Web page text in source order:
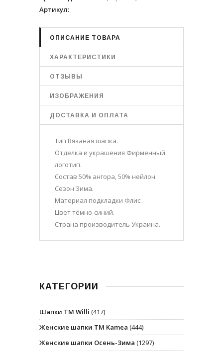
Артикул:
ОПИСАНИЕ ТОВАРА
ХАРАКТЕРИСТИКИ
ОТЗЫВЫ
ИЗОБРАЖЕНИЯ
ДОСТАВКА И ОПЛАТА
Тип Вязаная шапка.
Отделка и украшения Фирменный
логотип.
Состав 50% ангора, 50% нейлон.
Сезон Зима.
Материал подкладки Флис.
Цвет тёмно-синий.
Страна производитель Украина.
КАТЕГОРИИ
Шапки ТМ Willi (417)
Женские шапки ТМ Kamea (444)
Женские шапки Осень-Зима (1297)